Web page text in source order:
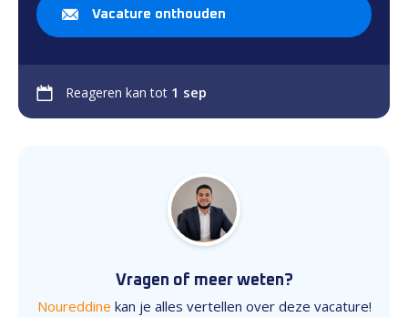
Vacature onthouden
Reageren kan tot 1 sep
Vragen of meer weten?
Noureddine kan je alles vertellen over deze vacature!